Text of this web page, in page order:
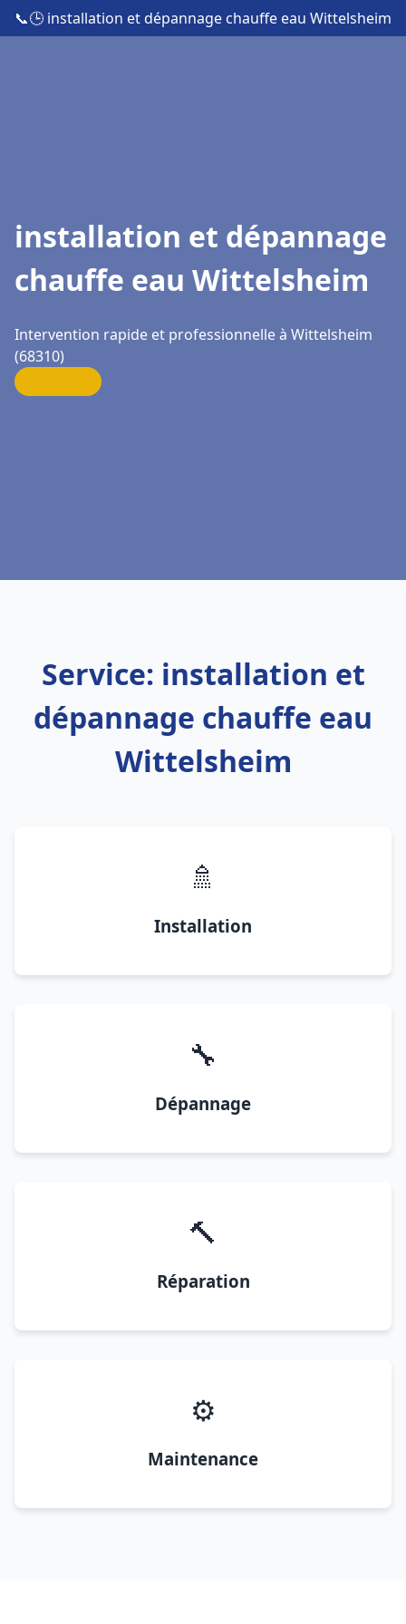
📞🕒 installation et dépannage chauffe eau Wittelsheim
installation et dépannage
chauffe eau Wittelsheim
Intervention rapide et professionnelle à Wittelsheim
(68310)
Service: installation et
dépannage chauffe eau
Wittelsheim
🚿
Installation
🔧
Dépannage
🔨
Réparation
⚙️
Maintenance